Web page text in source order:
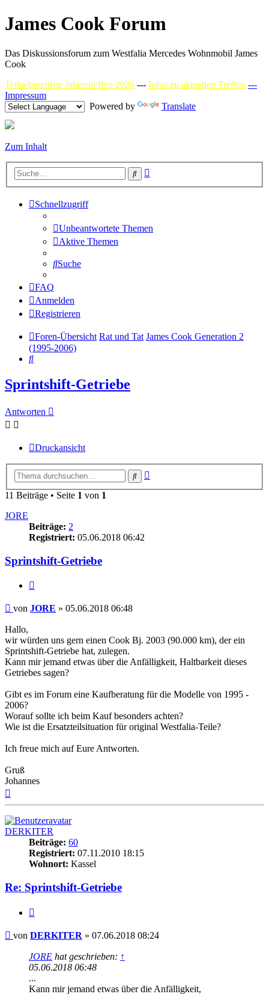
James Cook Forum
Das Diskussionsforum zum Westfalia Mercedes Wohnmobil James
Cook
Teilnehmerliste Jahrestreffen 2026 --- Infos zu aktuellen Treffen ---
Impressum
Powered by
Translate
Zum Inhalt
Suche
Schnellzugriff
Unbeantwortete Themen
Aktive Themen
Suche
FAQ
Anmelden
Registrieren
Foren-Übersicht Rat und Tat James Cook Generation 2
(1995-2006)
Suche
Sprintshift-Getriebe
Antworten
Druckansicht
Suche
11 Beiträge • Seite 1 von 1
JORE
Beiträge: 2
Registriert: 05.06.2018 06:42
Sprintshift-Getriebe
Beitrag
von JORE » 05.06.2018 06:48
Hallo,
wir würden uns gern einen Cook Bj. 2003 (90.000 km), der ein
Sprintshift-Getriebe hat, zulegen.
Kann mir jemand etwas über die Anfälligkeit, Haltbarkeit dieses
Getriebes sagen?
Gibt es im Forum eine Kaufberatung für die Modelle von 1995 -
2006?
Worauf sollte ich beim Kauf besonders achten?
Wie ist die Ersatzteilsituation für original Westfalia-Teile?
Ich freue mich auf Eure Antworten.
Gruß
Johannes
DERKITER
Beiträge: 60
Registriert: 07.11.2010 18:15
Wohnort: Kassel
Re: Sprintshift-Getriebe
Beitrag
von DERKITER » 07.06.2018 08:24
JORE hat geschrieben: ↑
05.06.2018 06:48
...
Kann mir jemand etwas über die Anfälligkeit,